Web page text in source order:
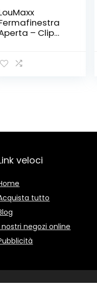
– Clip
e Porta –
veloci
tutto
nostri negozi online